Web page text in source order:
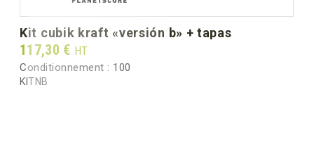
kit cubik kraft «versión b» + tapas
Prix
117,30 € HT
Conditionnement : 100
KITNB